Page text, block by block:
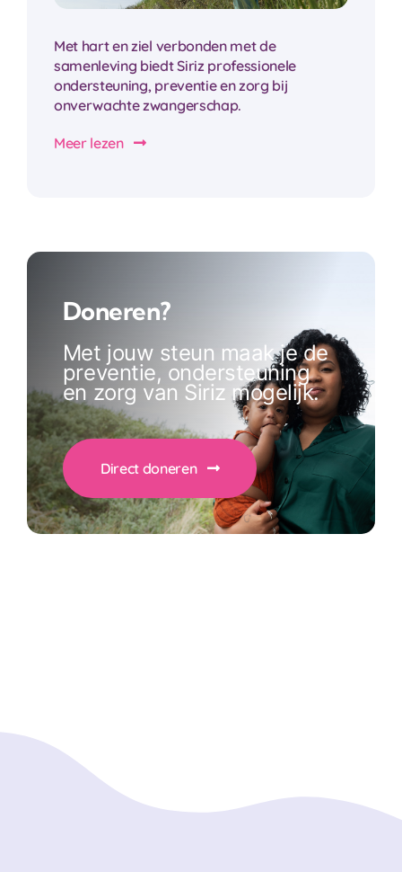
Met hart en ziel verbonden met de
samenleving biedt Siriz professionele
ondersteuning, preventie en zorg bij
onverwachte zwangerschap.
Meer lezen
Doneren?
Met jouw steun maak je de
preventie, ondersteuning
en zorg van Siriz mogelijk.
Direct doneren